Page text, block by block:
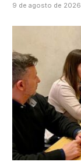
9 de agosto de 2026